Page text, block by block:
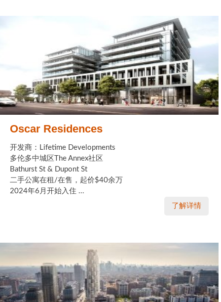
Oscar Residences
开发商：Lifetime Developments
多伦多中城区The Annex社区
Bathurst St & Dupont St
二手公寓在租/在售，起价$40余万
2024年6月开始入住 ...
了解详情